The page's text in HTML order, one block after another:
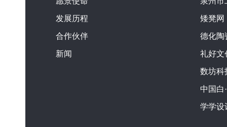
发展历程
合作伙伴
新闻
矮凳网
德化陶
礼好文
数坊科
中国白
学学设